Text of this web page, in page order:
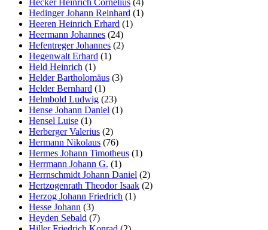
Hedinger Johann Reinhard (1)
Heeren Heinrich Erhard (1)
Heermann Johannes (24)
Hefentreger Johannes (2)
Hegenwalt Erhard (1)
Held Heinrich (1)
Helder Bartholomäus (3)
Helder Bernhard (1)
Helmbold Ludwig (23)
Hense Johann Daniel (1)
Hensel Luise (1)
Herberger Valerius (2)
Hermann Nikolaus (76)
Hermes Johann Timotheus (1)
Herrmann Johann G. (1)
Herrnschmidt Johann Daniel (2)
Hertzogenrath Theodor Isaak (2)
Herzog Johann Friedrich (1)
Hesse Johann (3)
Heyden Sebald (7)